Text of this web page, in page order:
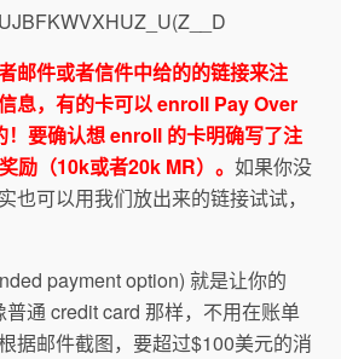
邮件或者信件中给的的链接来注
息，有的卡可以 enroll Pay Over
！要确认想 enroll 的卡明确写了注
励（10k或者20k MR）。 如果你没
也可以用我们放出来的链接试试，
payment option) 就是让你的
通 credit card 那样，不用在账单
据邮件截图，要超过$100美元的消